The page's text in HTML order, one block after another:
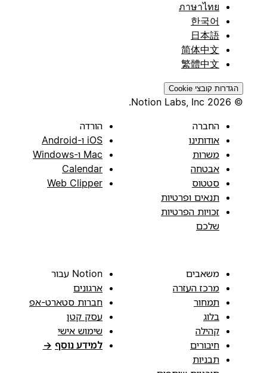
ภาษาไทย
한국어
日本語
简体中文
繁體中文
הגדרות קובצי Cookie
החברה
אודותינו
משרות
אבטחה
סטטוס
תנאים ופרטיות
זכויות הפרטיות
שלכם
הורדה
iOS ו-Android
Mac ו-Windows
Calendar
Web Clipper
משאבים
מרכז העזרה
תמחור
בלוג
קהילה
חיבורים
תבניות
Notion עבור
ארגונים
חברות סטארט-אפ
עסק קטן
שימוש אישי
למידע נוסף →